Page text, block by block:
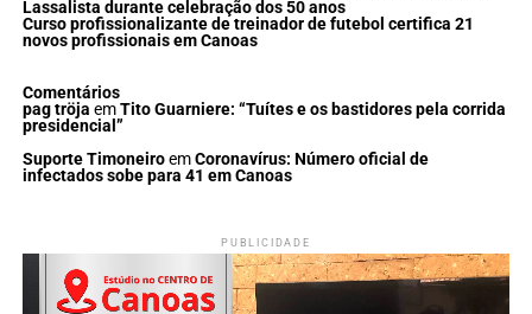
Lassalista durante celebração dos 50 anos
Curso profissionalizante de treinador de futebol certifica 21
novos profissionais em Canoas
Comentários
pag tröja emTito Guarniere: “Tuítes e os bastidores pela corrida
presidencial”
Suporte TimoneiroemCoronavírus: Número oficial de
infectados sobe para 41 em Canoas
PUBLICIDADE